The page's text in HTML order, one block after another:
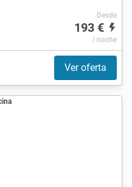
Desde
193 €
/ noche
Ver oferta